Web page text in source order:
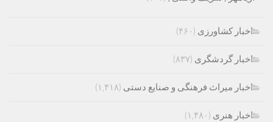
اخبار کشاورزی (۴۶۰)
اخبار گردشگری (۸۳۷)
اخبار میراث فرهنگی و صنایع دستی (۱,۴۱۸)
اخبار هنری (۱,۴۸۰)